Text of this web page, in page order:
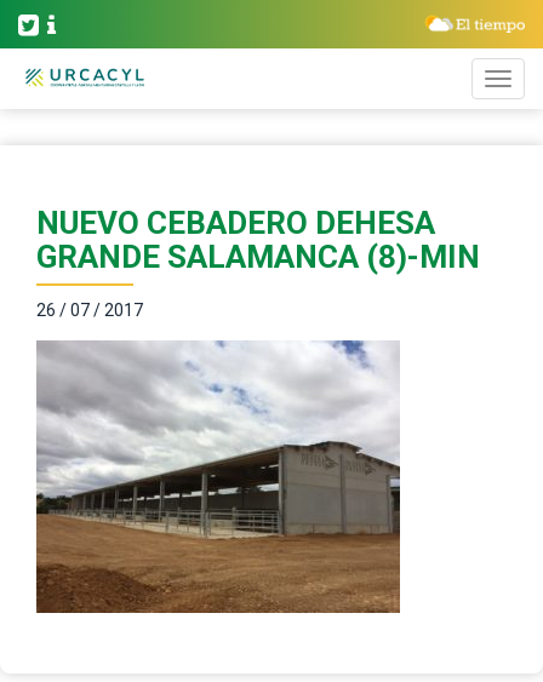
NUEVO CEBADERO DEHESA
GRANDE SALAMANCA (8)-MIN
26 / 07 / 2017